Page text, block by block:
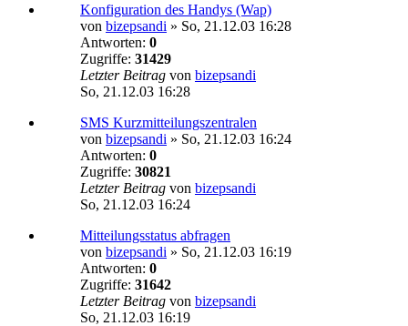
Konfiguration des Handys (Wap)
von bizepsandi » So, 21.12.03 16:28
Antworten: 0
Zugriffe: 31429
Letzter Beitrag von bizepsandi
So, 21.12.03 16:28
SMS Kurzmitteilungszentralen
von bizepsandi » So, 21.12.03 16:24
Antworten: 0
Zugriffe: 30821
Letzter Beitrag von bizepsandi
So, 21.12.03 16:24
Mitteilungsstatus abfragen
von bizepsandi » So, 21.12.03 16:19
Antworten: 0
Zugriffe: 31642
Letzter Beitrag von bizepsandi
So, 21.12.03 16:19